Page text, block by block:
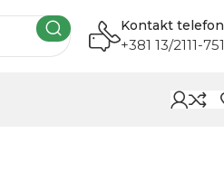
Kontakt telefon
+381 13/2111-751